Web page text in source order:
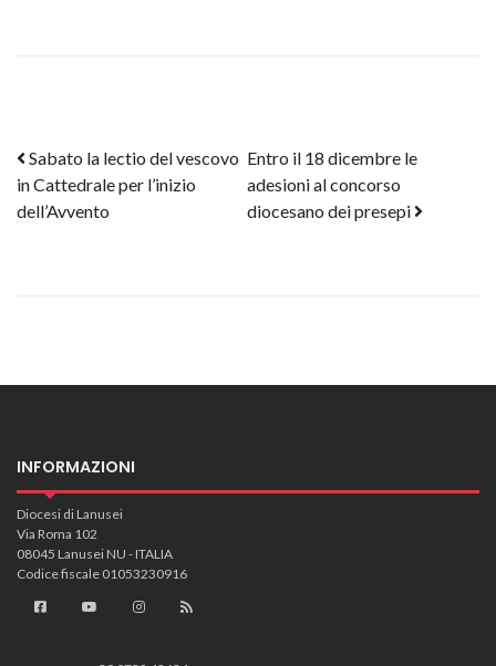
Post navigation
Sabato la lectio del vescovo
in Cattedrale per l’inizio
dell’Avvento
Entro il 18 dicembre le
adesioni al concorso
diocesano dei presepi
INFORMAZIONI
Diocesi di Lanusei
Via Roma 102
08045 Lanusei NU - ITALIA
Codice fiscale 01053230916